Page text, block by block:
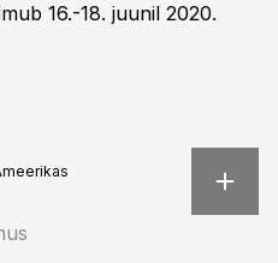
16.-18. juunil 2020.